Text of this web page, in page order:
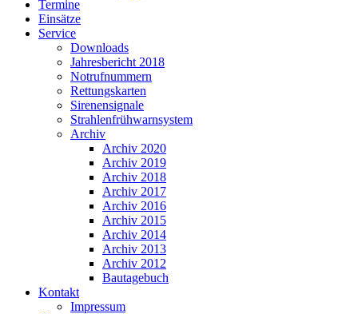
Termine
Einsätze
Service
Downloads
Jahresbericht 2018
Notrufnummern
Rettungskarten
Sirenensignale
Strahlenfrühwarnsystem
Archiv
Archiv 2020
Archiv 2019
Archiv 2018
Archiv 2017
Archiv 2016
Archiv 2015
Archiv 2014
Archiv 2013
Archiv 2012
Bautagebuch
Kontakt
Impressum